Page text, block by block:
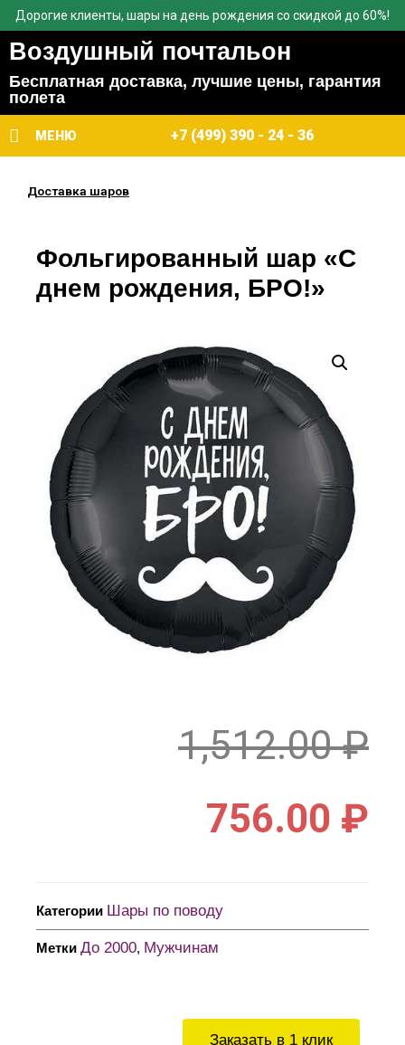
Дорогие клиенты, шары на день рождения со скидкой до 60%!
Воздушный почтальон
Бесплатная доставка, лучшие цены, гарантия
полета
МЕНЮ +7 (499) 390 - 24 - 36
Доставка шаров
Заказать в 1 клик
Фольгированный шар «С
днем рождения, БРО!»
1,512.00₽
756.00 ₽
Категории Шары по поводу
Метки До 2000, Мужчинам